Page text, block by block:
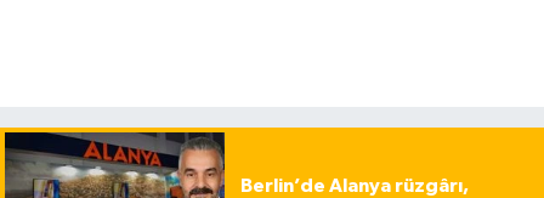
Berlin’de Alanya rüzgârı,